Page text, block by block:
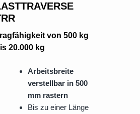
von 500 kg
20.000 kg
Arbeitsbreite
verstellbar in 500
mm rastern
Bis zu einer Länge